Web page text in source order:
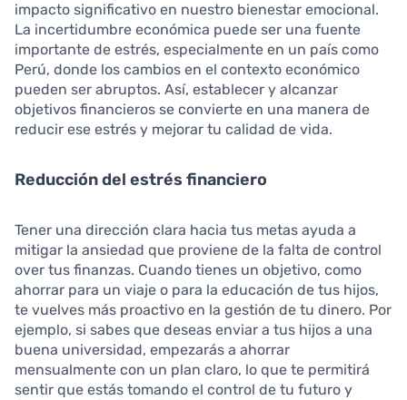
impacto significativo en nuestro bienestar emocional.
La incertidumbre económica puede ser una fuente
importante de estrés, especialmente en un país como
Perú, donde los cambios en el contexto económico
pueden ser abruptos. Así, establecer y alcanzar
objetivos financieros se convierte en una manera de
reducir ese estrés y mejorar tu calidad de vida.
Reducción del estrés financiero
Tener una dirección clara hacia tus metas ayuda a
mitigar la ansiedad que proviene de la falta de control
over tus finanzas. Cuando tienes un objetivo, como
ahorrar para un viaje o para la educación de tus hijos,
te vuelves más proactivo en la gestión de tu dinero. Por
ejemplo, si sabes que deseas enviar a tus hijos a una
buena universidad, empezarás a ahorrar
mensualmente con un plan claro, lo que te permitirá
sentir que estás tomando el control de tu futuro y